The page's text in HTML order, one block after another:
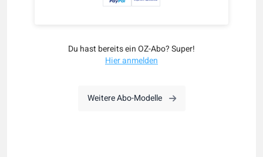
Du hast bereits ein OZ-Abo? Super!
Hier anmelden
Weitere Abo-Modelle